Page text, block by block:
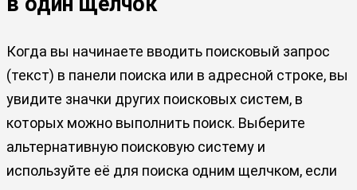
Когда вы начинаете вводить поисковый запрос
(текст) в панели поиска или в адресной строке, вы
увидите значки других поисковых систем, в
которых можно выполнить поиск. Выберите
альтернативную поисковую систему и
используйте её для поиска одним щелчком, если